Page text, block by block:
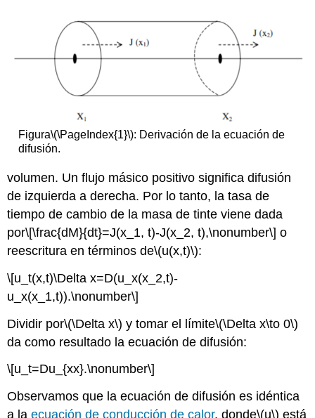
Figura\(\PageIndex{1}\): Derivación de la ecuación de
difusión.
volumen. Un flujo másico positivo significa difusión
de izquierda a derecha. Por lo tanto, la tasa de
tiempo de cambio de la masa de tinte viene dada
por\[\frac{dM}{dt}=J(x_1, t)-J(x_2, t),\nonumber\] o
reescritura en términos de\(u(x,t)\):
\[u_t(x,t)\Delta x=D(u_x(x_2,t)-
u_x(x_1,t)).\nonumber\]
Dividir por\(\Delta x\) y tomar el límite\(\Delta x\to 0\)
da como resultado la ecuación de difusión:
\[u_t=Du_{xx}.\nonumber\]
Observamos que la ecuación de difusión es idéntica
a laecuación de conducción de calor, donde\(u\) está